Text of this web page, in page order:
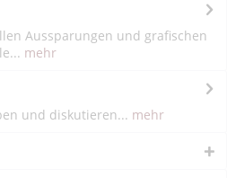
Aussparungen und grafischen
mehr
und diskutieren... mehr